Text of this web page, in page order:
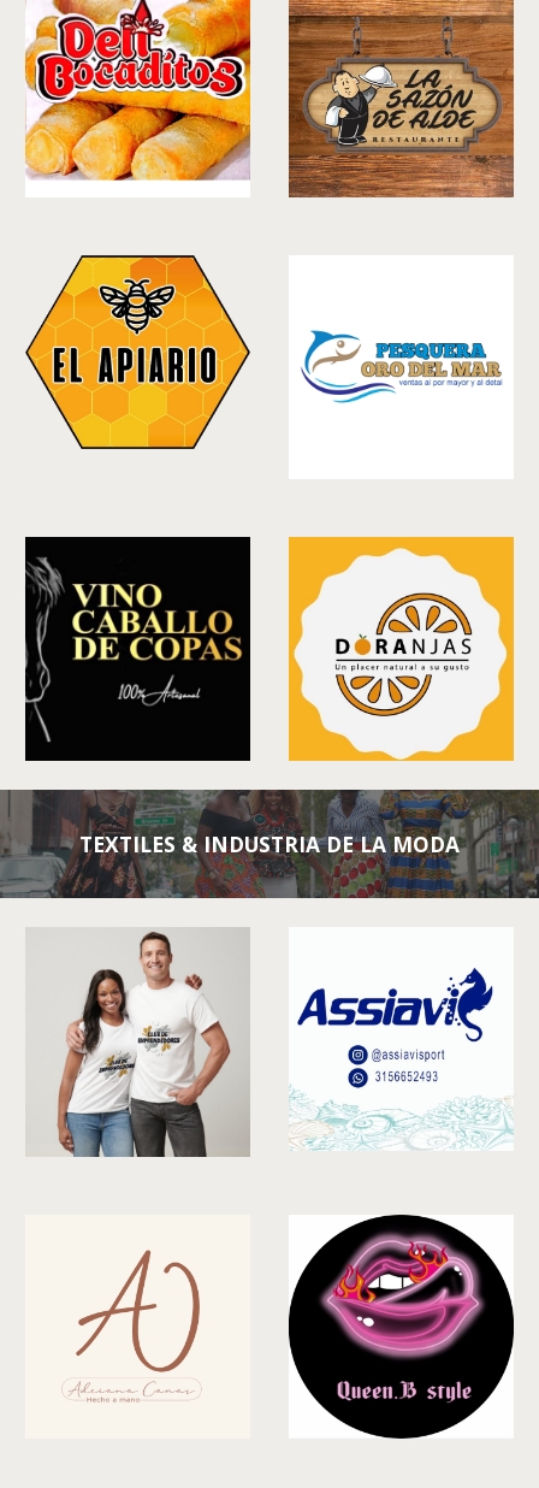
TEXTILES & INDUSTRIA DE LA MODA